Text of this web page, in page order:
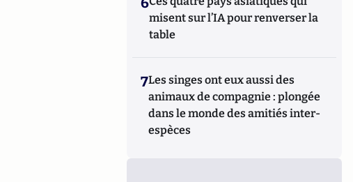
misent sur l’IA pour renverser la
table
7Les singes ont eux aussi des
animaux de compagnie : plongée
dans le monde des amitiés inter-
espèces